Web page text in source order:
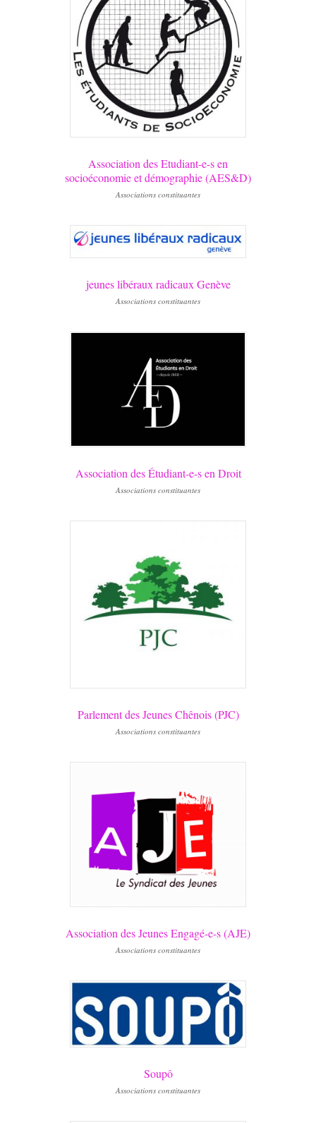
Association des Etudiant-e-s en
socioéconomie et démographie (AES&D)
Associations constituantes
jeunes libéraux radicaux Genève
Associations constituantes
Association des Étudiant-e-s en Droit
Associations constituantes
Parlement des Jeunes Chênois (PJC)
Associations constituantes
Association des Jeunes Engagé-e-s (AJE)
Associations constituantes
Soupô
Associations constituantes